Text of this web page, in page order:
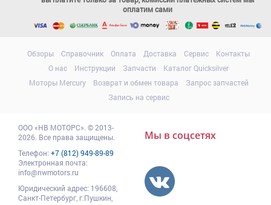
оплатим сами
Обзоры Справочник Оплата Доставка Сервис
Контакты
О нас
Инструкции Запчасти
Каталог Quicksilver
Моторы Mercury
Возврат и обмен товара
Запрос запчастей
Запись на сервис
ООО«НВ МОТОРС». © 2013-
2026. Все права защищены.
Телефон: +7 (812) 949-89-89
Электронная почта:
info@nwmotors.ru
Юридический адрес: 196608,
Санкт-Петербург, г.Пушкин,
Мы в соцсетях